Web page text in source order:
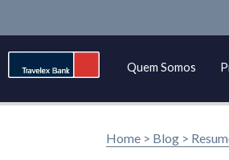
Quem Somos
Home > Blog >